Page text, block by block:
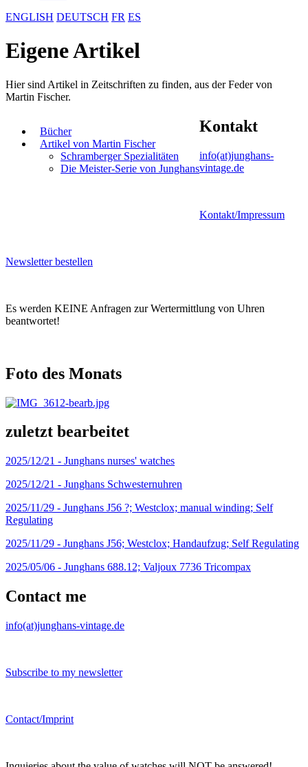
ENGLISH DEUTSCH FR ES
Eigene Artikel
Hier sind Artikel in Zeitschriften zu finden, aus der Feder von
Martin Fischer.
Bücher
Artikel von Martin Fischer
Schramberger Spezialitäten
Die Meister-Serie von Junghans
Kontakt
info(at)junghans-
vintage.de
Kontakt/Impressum
Newsletter bestellen
Es werden KEINE Anfragen zur Wertermittlung von Uhren
beantwortet!
Foto des Monats
zuletzt bearbeitet
2025/12/21 - Junghans nurses' watches
2025/12/21 - Junghans Schwesternuhren
2025/11/29 - Junghans J56 ?; Westclox; manual winding; Self
Regulating
2025/11/29 - Junghans J56; Westclox; Handaufzug; Self Regulating
2025/05/06 - Junghans 688.12; Valjoux 7736 Tricompax
Contact me
info(at)junghans-vintage.de
Subscribe to my newsletter
Contact/Imprint